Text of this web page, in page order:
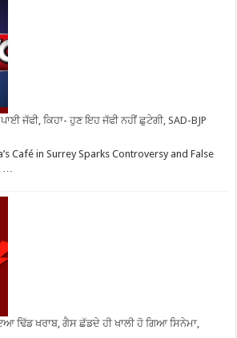
ਜੱਫੀ, ਕਿਹਾ- ਹੁਣ ਇਹ ਜੱਫੀ ਨਹੀਂ ਛੁਟੇਗੀ, SAD-BJP
Café in Surrey Sparks Controversy and False
…
ਢਿੱਡ ਖਰਾਬ, ਗੈਸ ਛੱਡਦੇ ਹੀ ਖਾਲੀ ਹੋ ਗਿਆ ਸਿਨੇਮਾ,